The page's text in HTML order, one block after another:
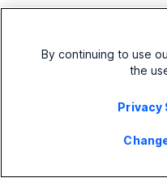
Smerovanie založené
potrebám kontaktov s
to, aby tieto potreby čo
kontaktu sú zaradení do
zručností, ako je
By continuing to use
the
Privacy